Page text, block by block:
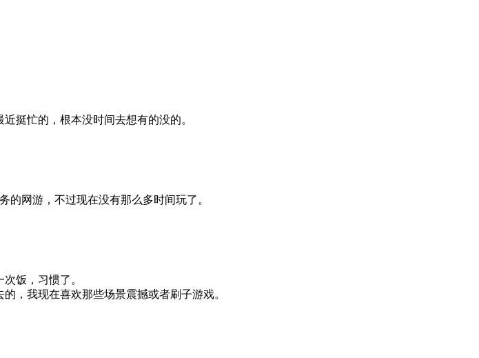
挺忙的，根本没时间去想有的没的。
网游，不过现在没有那么多时间玩了。
饭，习惯了。
，我现在喜欢那些场景震撼或者刷子游戏。